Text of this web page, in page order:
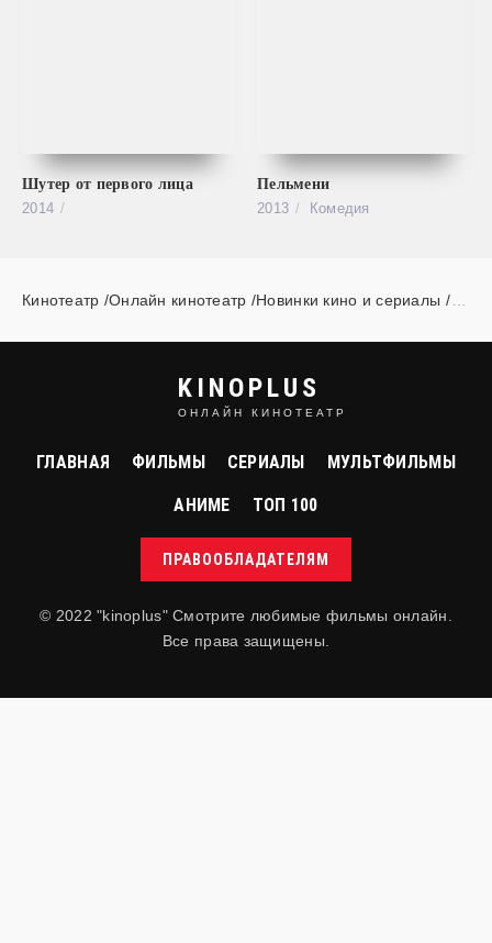
Шутер от первого лица
2014
Пельмени
2013
Комедия
Кинотеатр /Онлайн кинотеатр /Новинки кино и сериалы
KINOPLUS
ОНЛАЙН КИНОТЕАТР
ГЛАВНАЯ ФИЛЬМЫ СЕРИАЛЫ МУЛЬТФИЛЬМЫ
АНИМЕ ТОП 100
ПРАВООБЛАДАТЕЛЯМ
© 2022 "kinoplus" Смотрите любимые фильмы онлайн.
Все права защищены.